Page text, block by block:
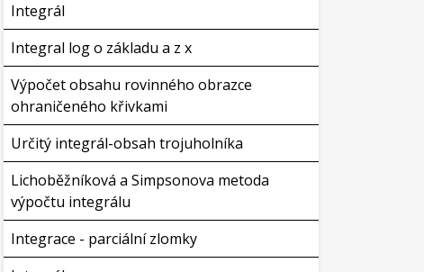
Integrál
Integral log o základu a z x
Výpočet obsahu rovinného obrazce
ohraničeného křivkami
Určitý integrál-obsah trojuholníka
Lichoběžníková a Simpsonova metoda
výpočtu integrálu
Integrace - parciální zlomky